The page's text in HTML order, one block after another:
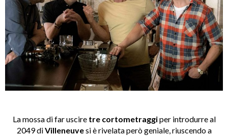
La mossa di far usciretre cortometraggiper introdurre al
2049 diVilleneuvesi è rivelata però geniale, riuscendo a